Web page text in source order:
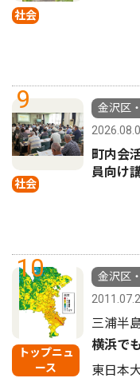
社会
9
社会
金沢区
町内会
員向け
10
トップニュ
ース
金沢区
三浦半
横浜で
東日本